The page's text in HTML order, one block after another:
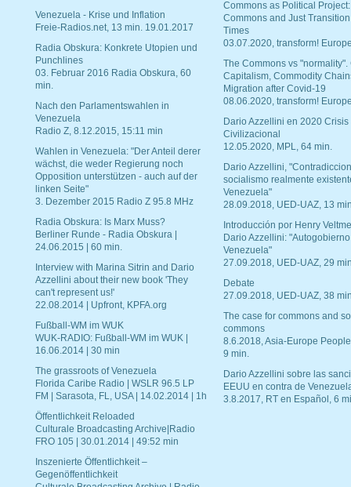
Venezuela - Krise und Inflation
Freie-Radios.net, 13 min. 19.01.2017
Radia Obskura: Konkrete Utopien und
Punchlines
03. Februar 2016 Radia Obskura, 60
min.
Nach den Parlamentswahlen in
Venezuela
Radio Z, 8.12.2015, 15:11 min
Wahlen in Venezuela: "Der Anteil derer
wächst, die weder Regierung noch
Opposition unterstützen - auch auf der
linken Seite"
3. Dezember 2015 Radio Z 95.8 MHz
Radia Obskura: Is Marx Muss?
Berliner Runde - Radia Obskura |
24.06.2015 | 60 min.
Interview with Marina Sitrin and Dario
Azzellini about their new book 'They
can't represent us!'
22.08.2014 | Upfront, KPFA.org
Fußball-WM im WUK
WUK-RADIO: Fußball-WM im WUK |
16.06.2014 | 30 min
The grassroots of Venezuela
Florida Caribe Radio | WSLR 96.5 LP
FM | Sarasota, FL, USA | 14.02.2014 | 1h
Öffentlichkeit Reloaded
Culturale Broadcasting Archive|Radio
FRO 105 | 30.01.2014 | 49:52 min
Inszenierte Öffentlichkeit –
Gegenöffentlichkeit
Commons as Political Project:
Commons and Just
Times
03.07.2020, transform!
The Commons vs "normality".
Capitalism, Commodity
Migration after Covid-19
08.06.2020, transform!
Dario Azzellini en 2020 Crisis
Civilizacional
12.05.2020, MPL, 64 min.
Dario Azzellini,
socialismo realmente
Venezuela"
28.09.2018, UED-UAZ, 13
Introducción por Henry
Dario Azzellini:
Venezuela"
27.09.2018, UED-UAZ, 29
Debate
27.09.2018, UED-UAZ, 38
The case for commons and
commons
8.6.2018, Asia-Europe
9 min.
Dario Azzellini sobre las
EEUU en contra de
3.8.2017, RT en Español, 6